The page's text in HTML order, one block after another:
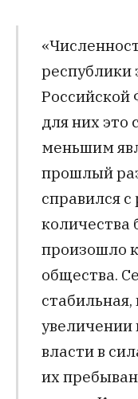
республики
Российской
для них это
меньшим
прошлый
справился
количества
произошло
общества.
увеличении
власти в
их